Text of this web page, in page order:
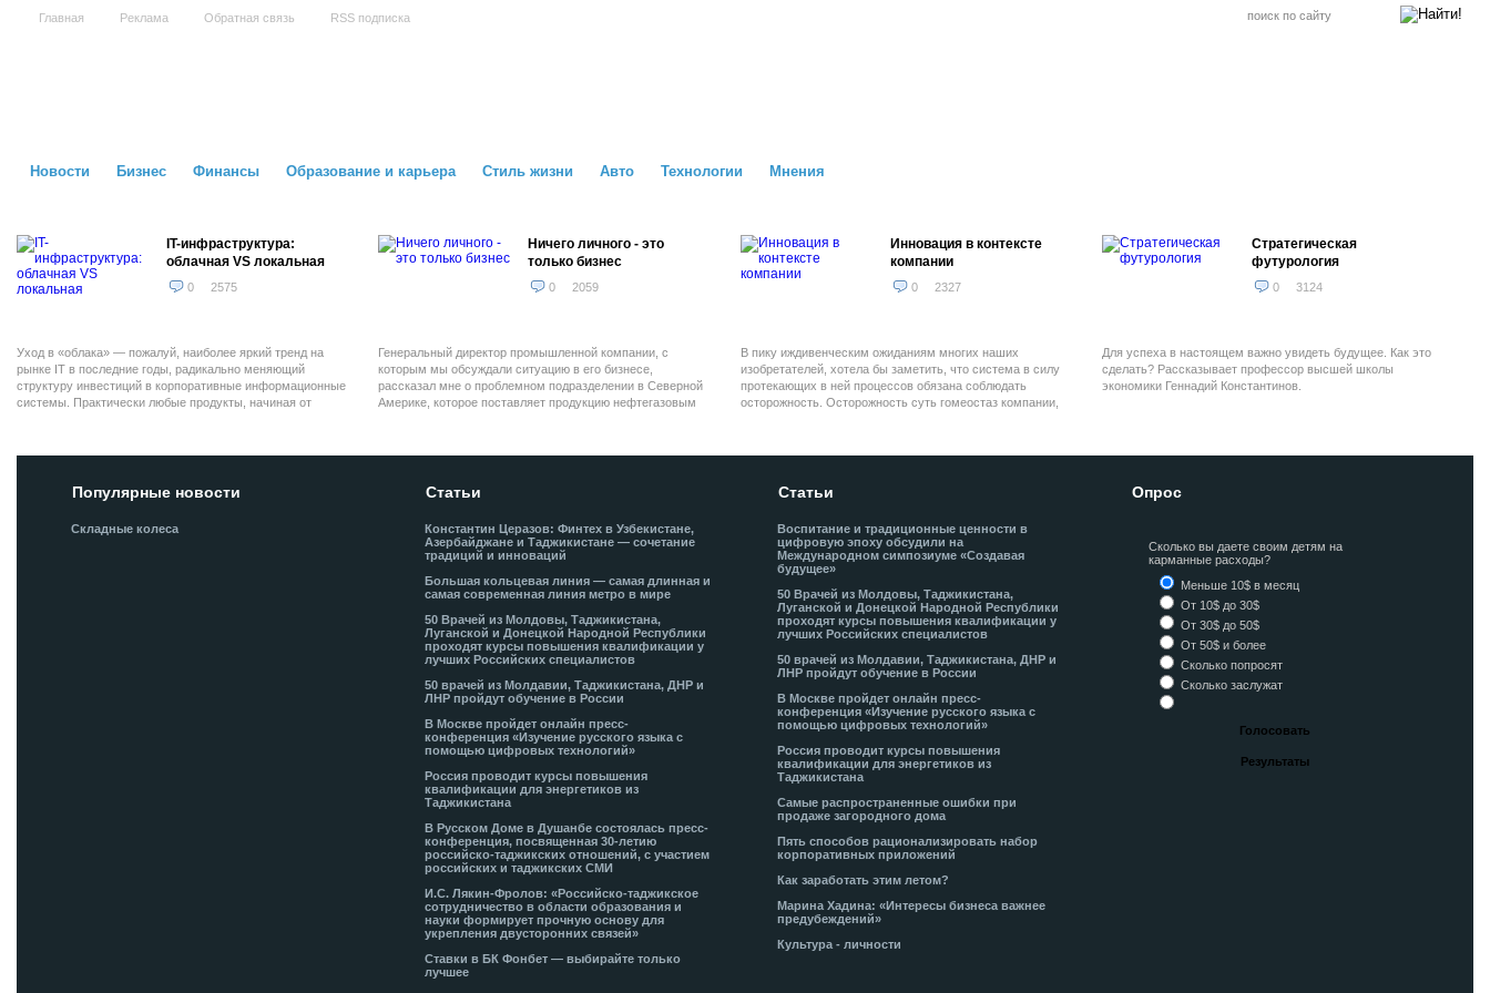
Главная Реклама Обратная связь RSS подписка
Новости Бизнес Финансы Образование и карьера Стиль жизни Авто Технологии Мнения
IT-инфраструктура:
облачная VS локальная
0 2575
Уход в «облака» — пожалуй, наиболее яркий тренд на
рынке IT в последние годы, радикально меняющий
структуру инвестиций в корпоративные информационные
системы. Практически любые продукты, начиная от
провел сравнение облачной и локальной инфраструктуры
на примере двух принадлежащих ему компаний.
Ничего личного - это
только бизнес
0 2059
Генеральный директор промышленной компании, с
которым мы обсуждали ситуацию в его бизнесе,
рассказал мне о проблемном подразделении в Северной
Америке, которое поставляет продукцию нефтегазовым
Инновация в контексте
компании
0 2327
В пику иждивенческим ожиданиям многих наших
изобретателей, хотела бы заметить, что система в силу
протекающих в ней процессов обязана соблюдать
осторожность. Осторожность суть гомеостаз компании,
Стратегическая
футурология
0 3124
Для успеха в настоящем важно увидеть будущее. Как это
сделать? Рассказывает профессор высшей школы
экономики Геннадий Константинов.
Популярные новости
Складные колеса
Статьи
Константин Церазов: Финтех в Узбекистане,
Азербайджане и Таджикистане — сочетание
традиций и инноваций
Большая кольцевая линия — самая длинная и
самая современная линия метро в мире
50 Врачей из Молдовы, Таджикистана,
Луганской и Донецкой Народной Республики
проходят курсы повышения квалификации у
лучших Российских специалистов
50 врачей из Молдавии, Таджикистана, ДНР и
ЛНР пройдут обучение в России
В Москве пройдет онлайн пресс-
конференция «Изучение русского языка с
помощью цифровых технологий»
Россия проводит курсы повышения
квалификации для энергетиков из
Таджикистана
В Русском Доме в Душанбе состоялась пресс-
конференция, посвященная 30-летию
российско-таджикских отношений, с участием
российских и таджикских СМИ
И.С. Лякин-Фролов: «Российско-таджикское
сотрудничество в области образования и
науки формирует прочную основу для
укрепления двусторонних связей»
Ставки в БК Фонбет — выбирайте только
лучшее
Статьи
Воспитание и традиционные ценности в
цифровую эпоху обсудили на
Международном симпозиуме «Создавая
будущее»
50 Врачей из Молдовы, Таджикистана,
Луганской и Донецкой Народной Республики
проходят курсы повышения квалификации у
лучших Российских специалистов
50 врачей из Молдавии, Таджикистана, ДНР и
ЛНР пройдут обучение в России
В Москве пройдет онлайн пресс-
конференция «Изучение русского языка с
помощью цифровых технологий»
Россия проводит курсы повышения
квалификации для энергетиков из
Таджикистана
Самые распространенные ошибки при
продаже загородного дома
Пять способов рационализировать набор
корпоративных приложений
Как заработать этим летом?
Марина Хадина: «Интересы бизнеса важнее
предубеждений»
Культура - личности
Опрос
Сколько вы даете своим детям на
карманные расходы?
Меньше 10$ в месяц
От 10$ до 30$
От 30$ до 50$
От 50$ и более
Сколько попросят
Сколько заслужат